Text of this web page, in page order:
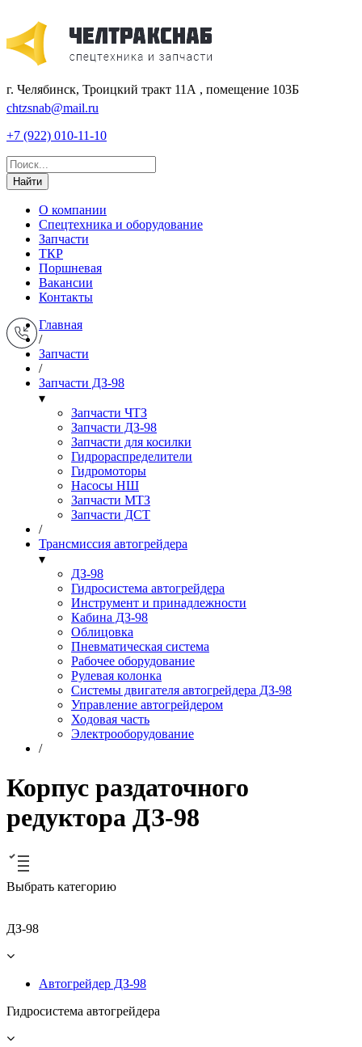
г. Челябинск, Троицкий тракт 11А , помещение 103Б
chtzsnab@mail.ru
+7 (922) 010-11-10
Найти
О компании
Спецтехника и оборудование
Запчасти
ТКР
Поршневая
Вакансии
Контакты
Главная
/
Запчасти
/
Запчасти ДЗ-98
▾
Запчасти ЧТЗ
Запчасти ДЗ-98
Запчасти для косилки
Гидрораспределители
Гидромоторы
Насосы НШ
Запчасти МТЗ
Запчасти ДСТ
/
Трансмиссия автогрейдера
▾
ДЗ-98
Гидросистема автогрейдера
Инструмент и принадлежности
Кабина ДЗ-98
Облицовка
Пневматическая система
Рабочее оборудование
Рулевая колонка
Системы двигателя автогрейдера ДЗ-98
Управление автогрейдером
Ходовая часть
Электрооборудование
/
Корпус раздаточного
редуктора ДЗ-98
Выбрать категорию
ДЗ-98
Автогрейдер ДЗ-98
Гидросистема автогрейдера